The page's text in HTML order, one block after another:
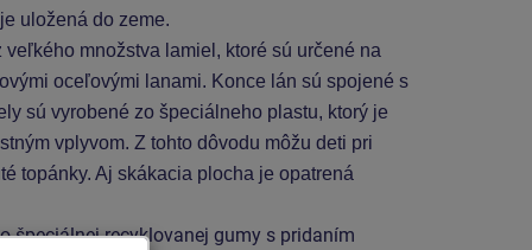
uložená do zeme.
veľkého množstva lamiel, ktoré sú určené na
oceľovými lanami. Konce lán sú spojené s
sú vyrobené zo špeciálneho plastu, ktorý je
vplyvom. Z tohto dôvodu môžu deti pri
topánky. Aj skákacia plocha je opatrená
špeciálnej recyklovanej gumy s pridaním